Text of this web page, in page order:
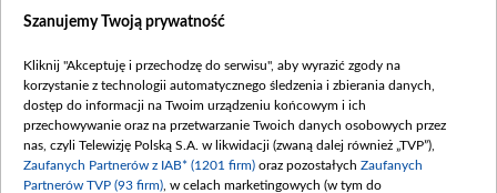
Dofinansowanie 635 783 051,21 PLN
(wpłata wrzesień 100 mln, październik 350
mln, listopad 265 mln)
Dofinansowanie 48 862 000,00 PLN
Data podpisania umowy: GRUDZIEŃ 2025
(wpłata grudzień 60,548 mln)
Szanujemy Twoją prywatność
Kliknij "Akceptuję i przechodzę do serwisu", aby wyrazić zgody na
korzystanie z technologii automatycznego śledzenia i zbierania danych,
dostęp do informacji na Twoim urządzeniu końcowym i ich
przechowywanie oraz na przetwarzanie Twoich danych osobowych przez
nas, czyli Telewizję Polską S.A. w likwidacji (zwaną dalej również „TVP”),
Zaufanych Partnerów z IAB* (1201 firm) oraz pozostałych Zaufanych
Partnerów TVP (93 firm) , w celach marketingowych (w tym do